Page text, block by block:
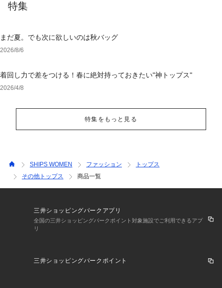
特集
まだ夏。でも次に欲しいのは秋バッグ
2026/8/6
着回し力で差をつける！春に絶対持っておきたい"神トップス"
2026/4/8
特集をもっと見る
SHIPS WOMEN ファッション
トップス
その他トップス
商品一覧
三井ショッピングパークアプリ
全国の三井ショッピングパークポイント対象施設でご利用できるアプ
リ
三井ショッピングパークポイント